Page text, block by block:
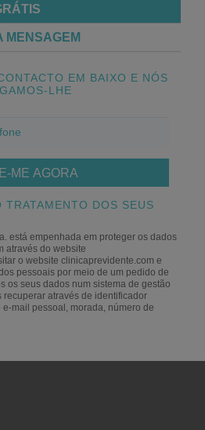
MENSAGEM
EM BAIXO E NÓS
LHE
TRATAMENTO DOS SEUS
está empenhada em proteger os dados
através do website
o website clinicaprevidente.com e
pessoais ​​por meio de um pedido de
os seus dados num sistema de gestão
através de identificador
mail pessoal, morada, número de